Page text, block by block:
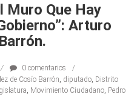
Muro Que Hay
Arturo
0 comentarios
de Cosío Barrón diputado Distrito
Movimiento Ciudadano Pedro